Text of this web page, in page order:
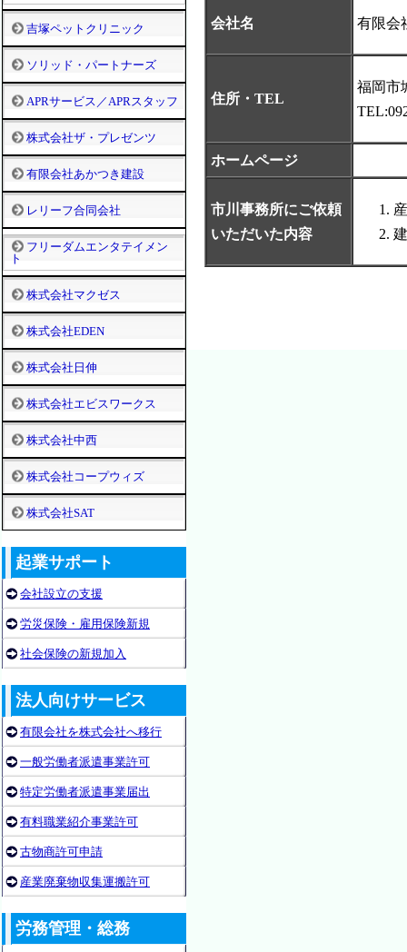
吉塚ペットクリニック
ソリッド・パートナーズ
APRサービス／APRスタッフ
株式会社ザ・プレゼンツ
有限会社あかつき建設
レリーフ合同会社
フリーダムエンタテイメン
ト
株式会社マクゼス
株式会社EDEN
株式会社日伸
株式会社エビスワークス
株式会社中西
株式会社コープウィズ
株式会社SAT
起業サポート
会社設立の支援
労災保険・雇用保険新規
社会保険の新規加入
法人向けサービス
有限会社を株式会社へ移行
一般労働者派遣事業許可
特定労働者派遣事業届出
有料職業紹介事業許可
古物商許可申請
産業廃棄物収集運搬許可
労務管理・総務
会社名 有限会
住所・TEL
福岡市
ホームページ
市川事務所にご依頼
いただいた内容